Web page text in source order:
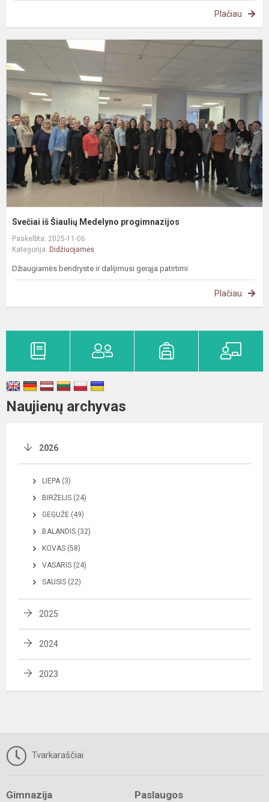
Plačiau
Svečiai iš Šiaulių Medelyno progimnazijos
Paskelbta: 2025-11-06
Kategorija: Didžiuojamės
Džiaugiamės bendryste ir dalijimusi gerąja patirtimi
Plačiau
Naujienų archyvas
2026
LIEPA (3)
BIRŽELIS (24)
GEGUŽĖ (49)
BALANDIS (32)
KOVAS (58)
VASARIS (24)
SAUSIS (22)
2025
2024
2023
Tvarkaraščiai
Gimnazija Paslaugos